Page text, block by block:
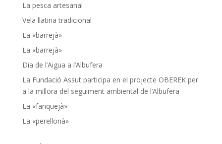
La pesca artesanal
Vela llatina tradicional
La «barrejà»
La «barrejà»
Dia de l’Aigua a l’Albufera
La Fundació Assut participa en el projecte OBEREK per
a la millora del seguiment ambiental de l’Albufera
La «fanquejà»
La «perellonà»